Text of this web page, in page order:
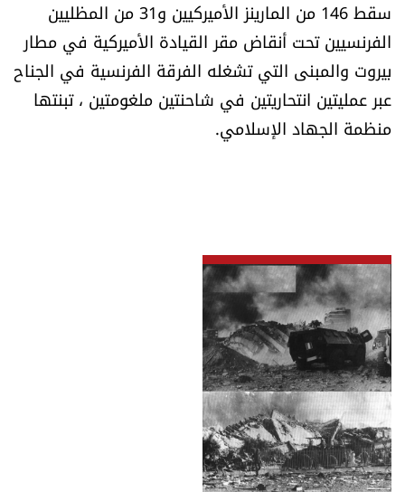
سقط 146 من المارينز الأميركيين و31 من المظليين
الفرنسيين تحت أنقاض مقر القيادة الأميركية في مطار
بيروت والمبنى التي تشغله الفرقة الفرنسية في الجناح
عبر عمليتين انتحاريتين في شاحنتين ملغومتين ، تبنتها
منظمة الجهاد الإسلامي.